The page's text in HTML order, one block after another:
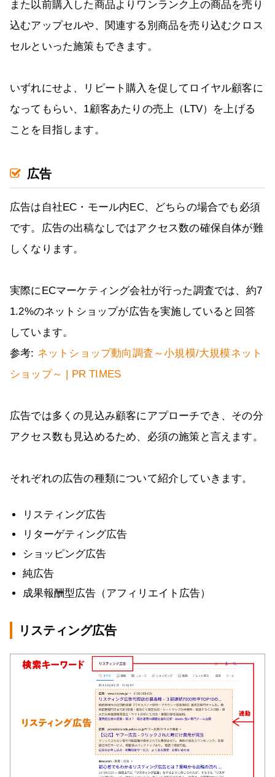
また以前購入した商品よりワンランク上の商品を売り
込むアップセルや、関連する別商品を売り込むクロス
セルといった施策もできます。
いずれにせよ、リピート購入を促してロイヤル顧客に
なってもらい、1顧客あたりの売上（LTV）を上げる
ことを目指します。
広告
広告は自社EC・モール内EC、どちらの場合でも必須
です。広告の出稿なしではアクセス数の確保自体が難
しくなります。
実際にECマーケティング会社が行った調査では、約7
1.2%のネットショップが広告を実施していると回答
しています。
参考: ネットショップ動向調査～小規模/大規模ネット
ショップ～ | PR TIMES
広告では多くの見込み顧客にアプローチでき、その分
アクセス数も見込めるため、必須の施策と言えます。
それぞれの広告の種類について紹介していきます。
リスティング広告
リターゲティング広告
ショッピング広告
純広告
成果報酬型広告（アフィリエイト広告）
リスティング広告